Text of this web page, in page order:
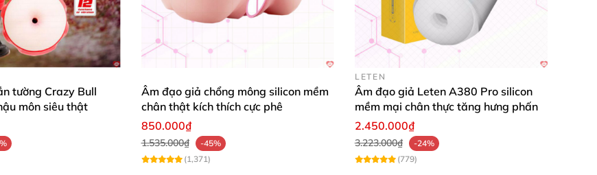
tường Crazy Bull
môn siêu thật
Âm đạo giả chổng mông silicon mềm
chân thật kích thích cực phê
850.000₫
1.535.000₫
-45%
(1,371)
LETEN
Âm đạo giả Leten A380 Pro silicon
mềm mại chân thực tăng hưng phấn
2.450.000₫
3.223.000₫
-24%
(779)